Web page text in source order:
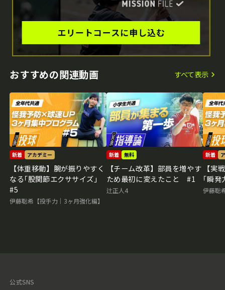
おすすめの関連動画 すべて表示
新着 アカデミー
【体重移動】腕が振りやすく
なる｢股関節エクササイズ｣
#5
伊藤聡希【投手力｜3ヶ月強化編】
新着 無料
【チーム改革】部員を増やす
ため最初に変えたこと #1
辻正人4
新着
【実
｢瞬
伊藤聡
公式SNS